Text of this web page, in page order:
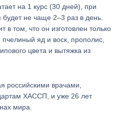
на 1 курс (30 дней), при
будет не чаще 2–3 раз в день.
в том, что он изготовлен только
яд и воск, прополис,
цвета и вытяжка из
российскими врачами,
ХАССП, и уже 26 лет
мира.